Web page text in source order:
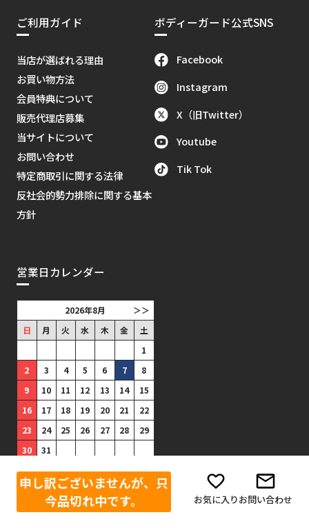
申し訳ございませんが、只
今品切れ中です。
お気に入りお問い合わせ
ご利用ガイド
当店が選ばれる理由
お買い物方法
会員特典について
販売代理店募集
当サイトについて
お問い合わせ
特定商取引に関する法律
反社会的勢力排除に関する基本
方針
ボディーガード公式SNS
Facebook
Instagram
X（旧Twitter）
Youtube
Tik Tok
営業日カレンダー
＞＞
2026年8月
日
月 火 水 木 金
土
1
2
3 4 5 6 7
8
9
10 11 12 13 14
15
16
17 18 19 20 21
22
23
24 25 26 27 28
29
30
31
■は出荷がありません。(祝日
は出荷あり)